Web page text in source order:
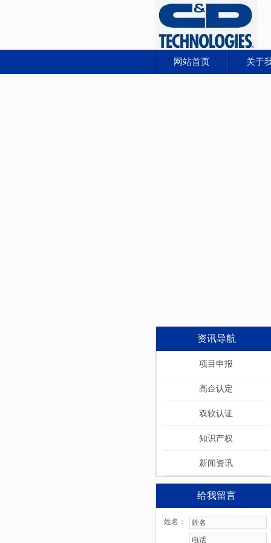
网站首页 关于
资讯导航
项目申报
高企认定
双软认证
知识产权
新闻资讯
给我留言
姓名：